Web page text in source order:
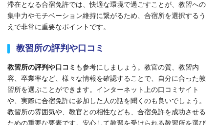
滞在となる合宿免許では、快適な環境で過ごすことが、教習への
集中力やモチベーション維持に繋がるため、合宿所を選択するう
えで非常に重要なポイントです。
教習所の評判や口コミ
教習所の評判や口コミ も参考にしましょう。教官の質、教習内
容、卒業率など、様々な情報を確認することで、自分に合った教
習所を選ぶことができます。インターネット上の口コミサイト
や、実際に合宿免許に参加した人の話を聞くのも良いでしょう。
教習所の雰囲気や、教官との相性なども、合宿免許を成功させる
ための重要な要素です。安心して教習を受けられる教習所を選び